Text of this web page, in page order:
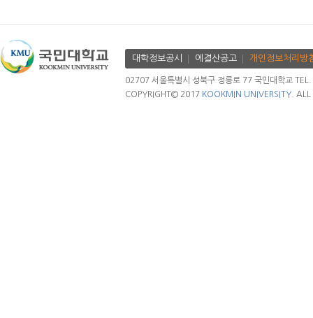
대학정보공시 에결산공고 개인정보처리방
02707 서울특별시 성북구 정릉로 77 국민대학교
COPYRIGHT© 2017 KOOKMIN UNIVERSITY. ALL